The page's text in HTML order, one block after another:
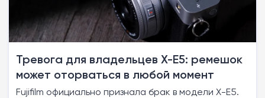
Тревога для владельцев X-E5: ремешок
может оторваться в любой момент
Fujifilm официально признала брак в модели X-E5.